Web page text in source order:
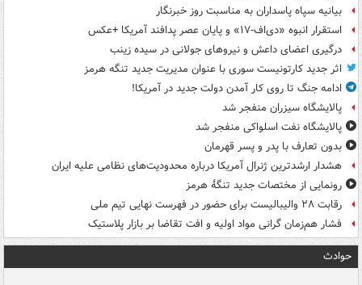
بیانیه سپاه پاسداران به مناسبت روز خبرنگار
استقرار انبوه «دی‌اف‑۱۷» و پایان عصر پدافند آمریکا +عکس
درگیری اعضای داعش و نیروهای جولانی در سیده زینب
اثر جدید کارتونیست سوری با عنوان مدیریت جدید تنگه هرمز
ادامه جنگ تا روی کار آمدن دولت جدید در آمریکا!
پالایشگاه سیزران منفجر شد
پالایشگاه نفت اسلواکی منفجر شد
بدون تعارف با پدر و پسر قهرمان
هشدار ارشدترین ژنرال آمریکا درباره محدودیت‌های نظامی علیه ایران
رونمایی از مختصات جدید تنگۀ هرمز
رقابت ۲۸ والیبالیست برای حضور در فهرست نهایی تیم ملی
فشار هم‌زمان گرانی مواد اولیه و افت تقاضا بر بازار پلاستیک
حوادث